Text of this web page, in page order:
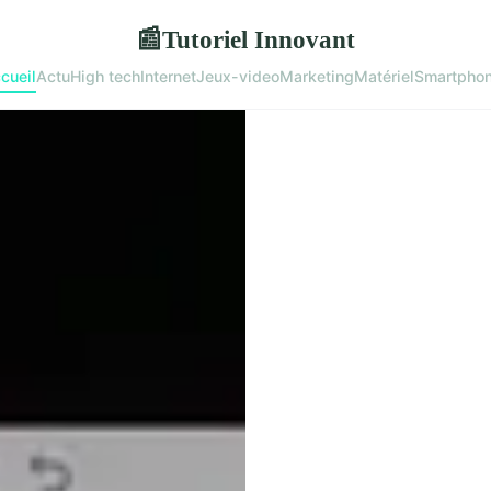
📰Tutoriel Innovant
ActuHigh techInternetJeux-videoMarketingMatériel